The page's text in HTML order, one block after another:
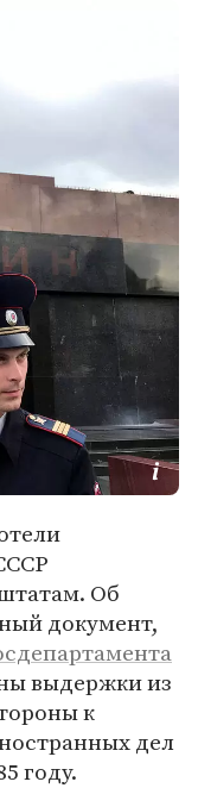
Об
документ,
выдержки из
к
дел
году.